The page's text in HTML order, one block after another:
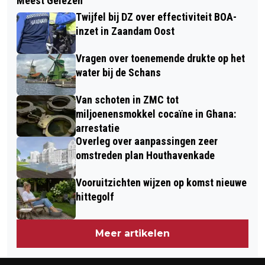
WINNARES JAN PASVEERCONCOURS
OOK AH LANCEERT
VERPAKKINGSVRIJE PRODUCTEN
Twijfel bij DZ over effectiviteit BOA-
inzet in Zaandam Oost
Vragen over toenemende drukte op het
water bij de Schans
Van schoten in ZMC tot
miljoenensmokkel cocaïne in Ghana:
arrestatie
Overleg over aanpassingen zeer
omstreden plan Houthavenkade
Vooruitzichten wijzen op komst nieuwe
hittegolf
Meer artikelen